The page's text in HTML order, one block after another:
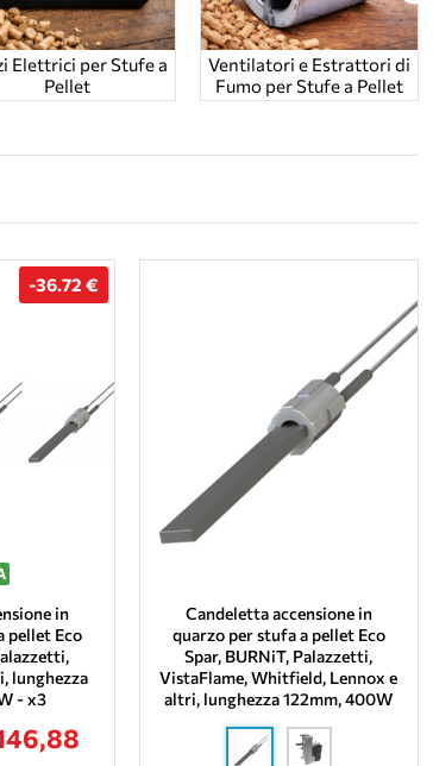
Elettrici per Stufe a
Pellet
Ventilatori e Estrattori di
Fumo per Stufe a Pellet
-36.72 €
in
pellet Eco
lunghezza
- x3
Candeletta accensione in
quarzo per stufa a pellet Eco
Spar, BURNiT, Palazzetti,
VistaFlame, Whitfield, Lennox e
altri, lunghezza 122mm, 400W